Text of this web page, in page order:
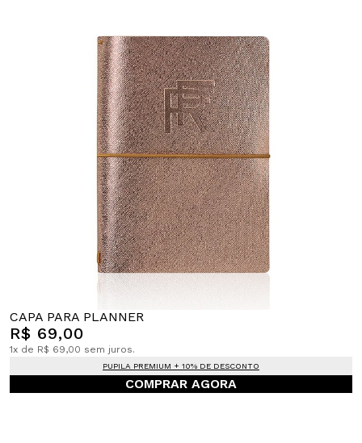
CAPA PARA PLANNER
R$ 69,00
1x de R$ 69,00 sem juros.
PUPILA PREMIUM + 10% DE DESCONTO
COMPRAR AGORA